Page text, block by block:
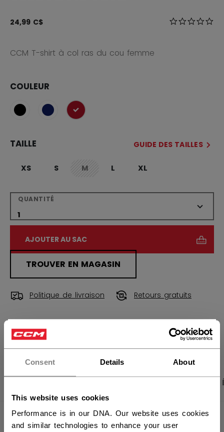
Consent Details About
This website uses cookies
Performance is in our DNA. Our website uses cookies
and similar technologies to enhance your user
Vous souhaitez expédier des
produits aux États-Unis ?
24,99 C$ 5 sur 5
CCM T-shirt à col ras du cou femme
COULEUR
sélectionné
TAILLE GUIDE DES TAILLES
XS S Mnot.available
L XL
QUANTITÉ
AJOUTER AU SAC
TROUVER EN MAGASIN
Politique de livraison Retours gratuits
OUVRIR LES
CARACTÉRISTIQUES